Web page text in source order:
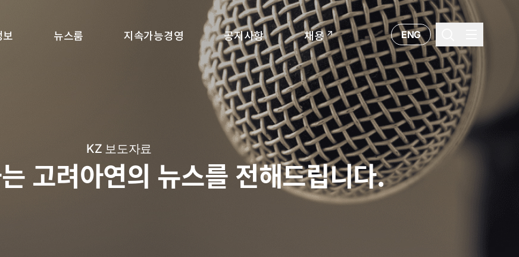
보 뉴스룸 지속가능경영 공지사항 채용 ENG
KZ 보도자료
고려아연의 뉴스를 전해드립니다.